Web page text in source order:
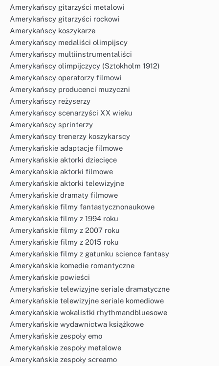
Amerykańscy gitarzyści metalowi
Amerykańscy gitarzyści rockowi
Amerykańscy koszykarze
Amerykańscy medaliści olimpijscy
Amerykańscy multiinstrumentaliści
Amerykańscy olimpijczycy (Sztokholm 1912)
Amerykańscy operatorzy filmowi
Amerykańscy producenci muzyczni
Amerykańscy reżyserzy
Amerykańscy scenarzyści XX wieku
Amerykańscy sprinterzy
Amerykańscy trenerzy koszykarscy
Amerykańskie adaptacje filmowe
Amerykańskie aktorki dziecięce
Amerykańskie aktorki filmowe
Amerykańskie aktorki telewizyjne
Amerykańskie dramaty filmowe
Amerykańskie filmy fantastycznonaukowe
Amerykańskie filmy z 1994 roku
Amerykańskie filmy z 2007 roku
Amerykańskie filmy z 2015 roku
Amerykańskie filmy z gatunku science fantasy
Amerykańskie komedie romantyczne
Amerykańskie powieści
Amerykańskie telewizyjne seriale dramatyczne
Amerykańskie telewizyjne seriale komediowe
Amerykańskie wokalistki rhythmandbluesowe
Amerykańskie wydawnictwa książkowe
Amerykańskie zespoły emo
Amerykańskie zespoły metalowe
Amerykańskie zespoły screamo